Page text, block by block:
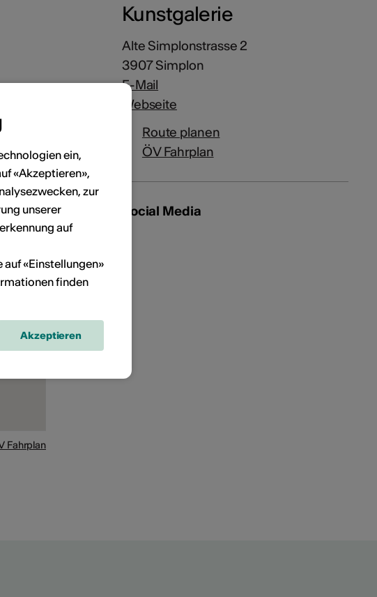
Fahrplan
Kunstgalerie
Alte Simplonstrasse 2
3907 Simplon
E-Mail
Webseite
Route planen
ÖV Fahrplan
Social Media
ein,
«Akzeptieren»,
zur
unserer
auf
«Einstellungen»
finden
Akzeptieren